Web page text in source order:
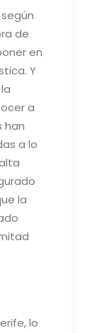
de
en
Y
a
han
a lo
la
lo